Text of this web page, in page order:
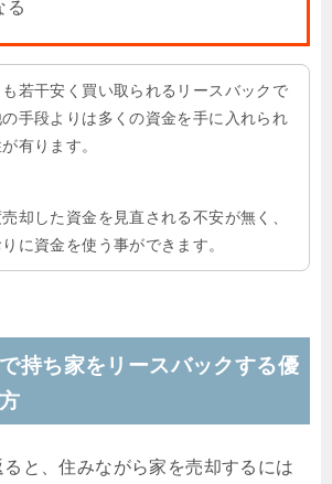
る
若干安く買い取られるリースバックで
手段よりは多くの資金を手に入れられ
有ります。
却した資金を見直される不安が無く、
に資金を使う事ができます。
持ち家をリースバックする優
と、住みながら家を売却するには